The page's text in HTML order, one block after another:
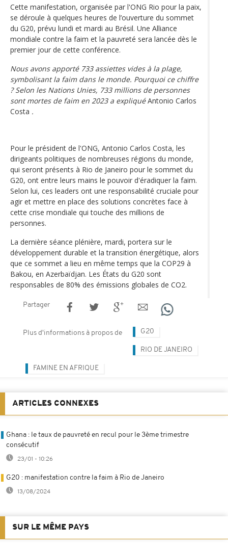
Cette manifestation, organisée par l'ONG Rio pour la paix,
se déroule à quelques heures de l’ouverture du sommet
du G20, prévu lundi et mardi au Brésil. Une Alliance
mondiale contre la faim et la pauvreté sera lancée dès le
premier jour de cette conférence.
Nous avons apporté 733 assiettes vides à la plage,
symbolisant la faim dans le monde. Pourquoi ce chiffre
? Selon les Nations Unies, 733 millions de personnes
sont mortes de faim en 2023 a expliquéAntonio Carlos
Costa .
Pour le président de l'ONG, Antonio Carlos Costa, les
dirigeants politiques de nombreuses régions du monde,
qui seront présents à Rio de Janeiro pour le sommet du
G20, ont entre leurs mains le pouvoir d'éradiquer la faim.
Selon lui, ces leaders ont une responsabilité cruciale pour
agir et mettre en place des solutions concrètes face à
cette crise mondiale qui touche des millions de
personnes.
La dernière séance plénière, mardi, portera sur le
développement durable et la transition énergétique, alors
que ce sommet a lieu en même temps que la COP29 à
Bakou, en Azerbaïdjan. Les États du G20 sont
responsables de 80% des émissions globales de CO2.
Partager
Plus d'informations à propos de G20
RIO DE JANEIRO
FAMINE EN AFRIQUE
ARTICLES CONNEXES
Ghana : le taux de pauvreté en recul pour le 3ème trimestre
consécutif
23/01 - 10:26
G20 : manifestation contre la faim à Rio de Janeiro
13/08/2024
SUR LE MÊME PAYS